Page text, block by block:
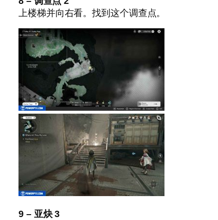
上楼梯并向右看。找到这个调查点。
9 – 亚炔 3